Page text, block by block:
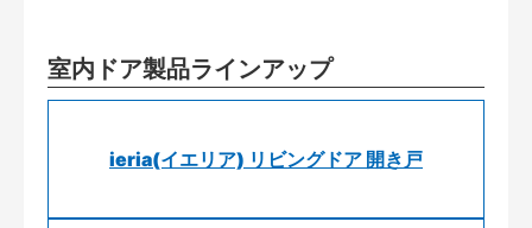
室内ドア製品ラインアップ
ieria(イエリア) リビングドア 開き戸